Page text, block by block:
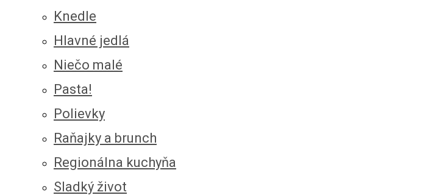
Knedle
Hlavné jedlá
Niečo malé
Pasta!
Polievky
Raňajky a brunch
Regionálna kuchyňa
Sladký život